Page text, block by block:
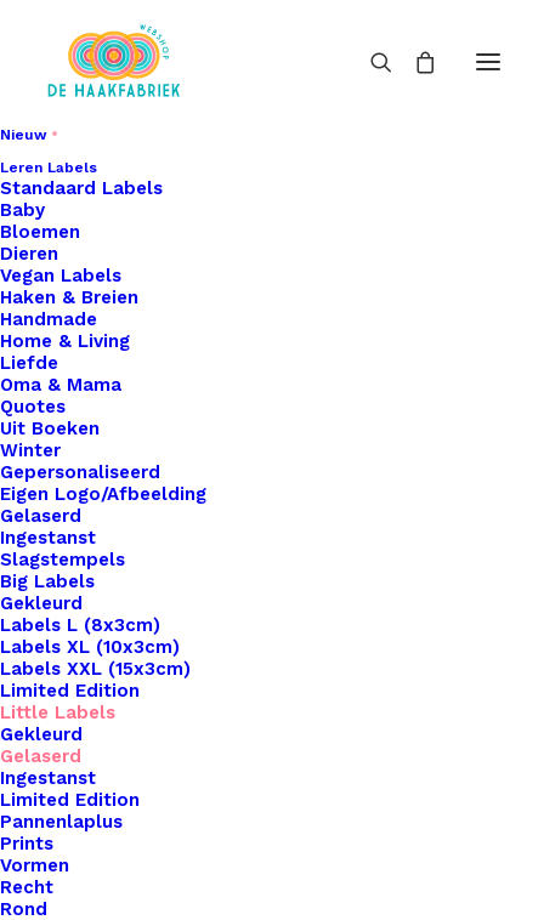
Nieuw
Leren Labels
Standaard Labels
Baby
Bloemen
Dieren
Vegan Labels
Haken & Breien
Handmade
Home & Living
Liefde
Oma & Mama
Quotes
Uit Boeken
Winter
Gepersonaliseerd
Eigen Logo/Afbeelding
Gelaserd
Ingestanst
Slagstempels
Big Labels
Gekleurd
Labels L (8x3cm)
Labels XL (10x3cm)
Labels XXL (15x3cm)
Limited Edition
Little Labels
Gekleurd
Gelaserd
Ingestanst
Limited Edition
Pannenlaplus
Prints
Vormen
Recht
Rond
Home
Leren Labels
Leren Label Gelaserd Made By Mama Sierlijk
Leren Label Gelaserd
Made By Mama
Sierlijk